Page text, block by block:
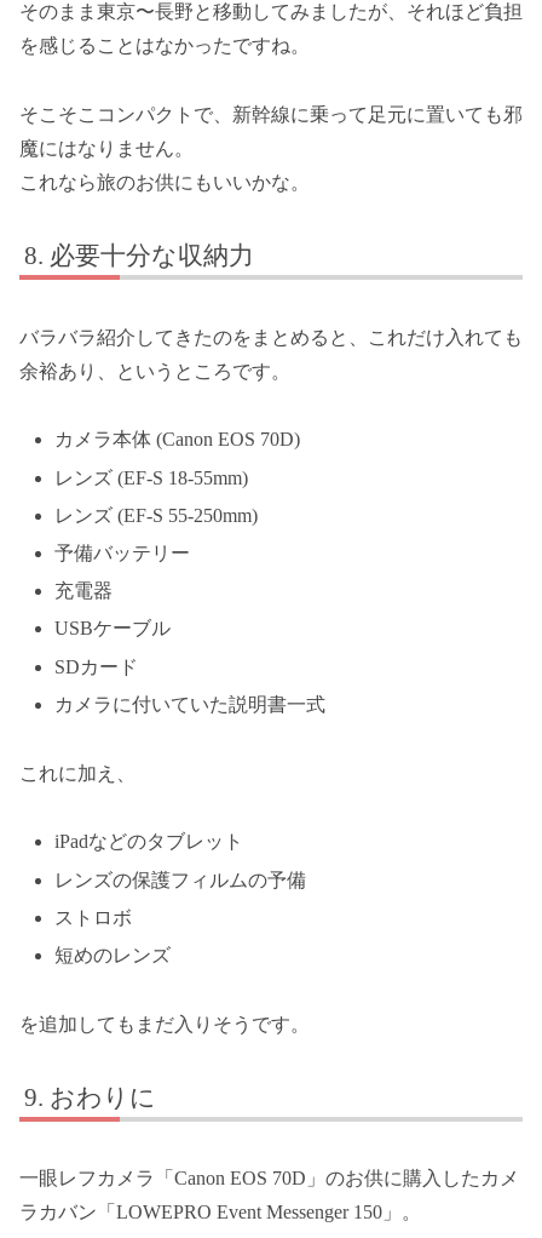
そのまま東京〜長野と移動してみましたが、それほど負担
を感じることはなかったですね。
そこそこコンパクトで、新幹線に乗って足元に置いても邪
魔にはなりません。
これなら旅のお供にもいいかな。
必要十分な収納力
バラバラ紹介してきたのをまとめると、これだけ入れても
余裕あり、というところです。
カメラ本体 (Canon EOS 70D)
レンズ (EF-S 18-55mm)
レンズ (EF-S 55-250mm)
予備バッテリー
充電器
USBケーブル
SDカード
カメラに付いていた説明書一式
これに加え、
iPadなどのタブレット
レンズの保護フィルムの予備
ストロボ
短めのレンズ
を追加してもまだ入りそうです。
おわりに
一眼レフカメラ「Canon EOS 70D」のお供に購入したカメ
ラカバン「LOWEPRO Event Messenger 150」。